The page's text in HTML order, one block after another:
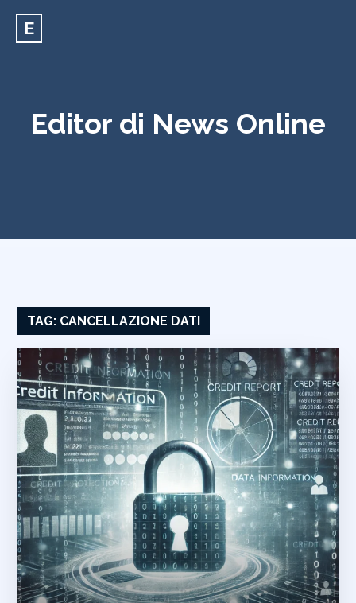
E
Editor di News Online
TAG: CANCELLAZIONE DATI